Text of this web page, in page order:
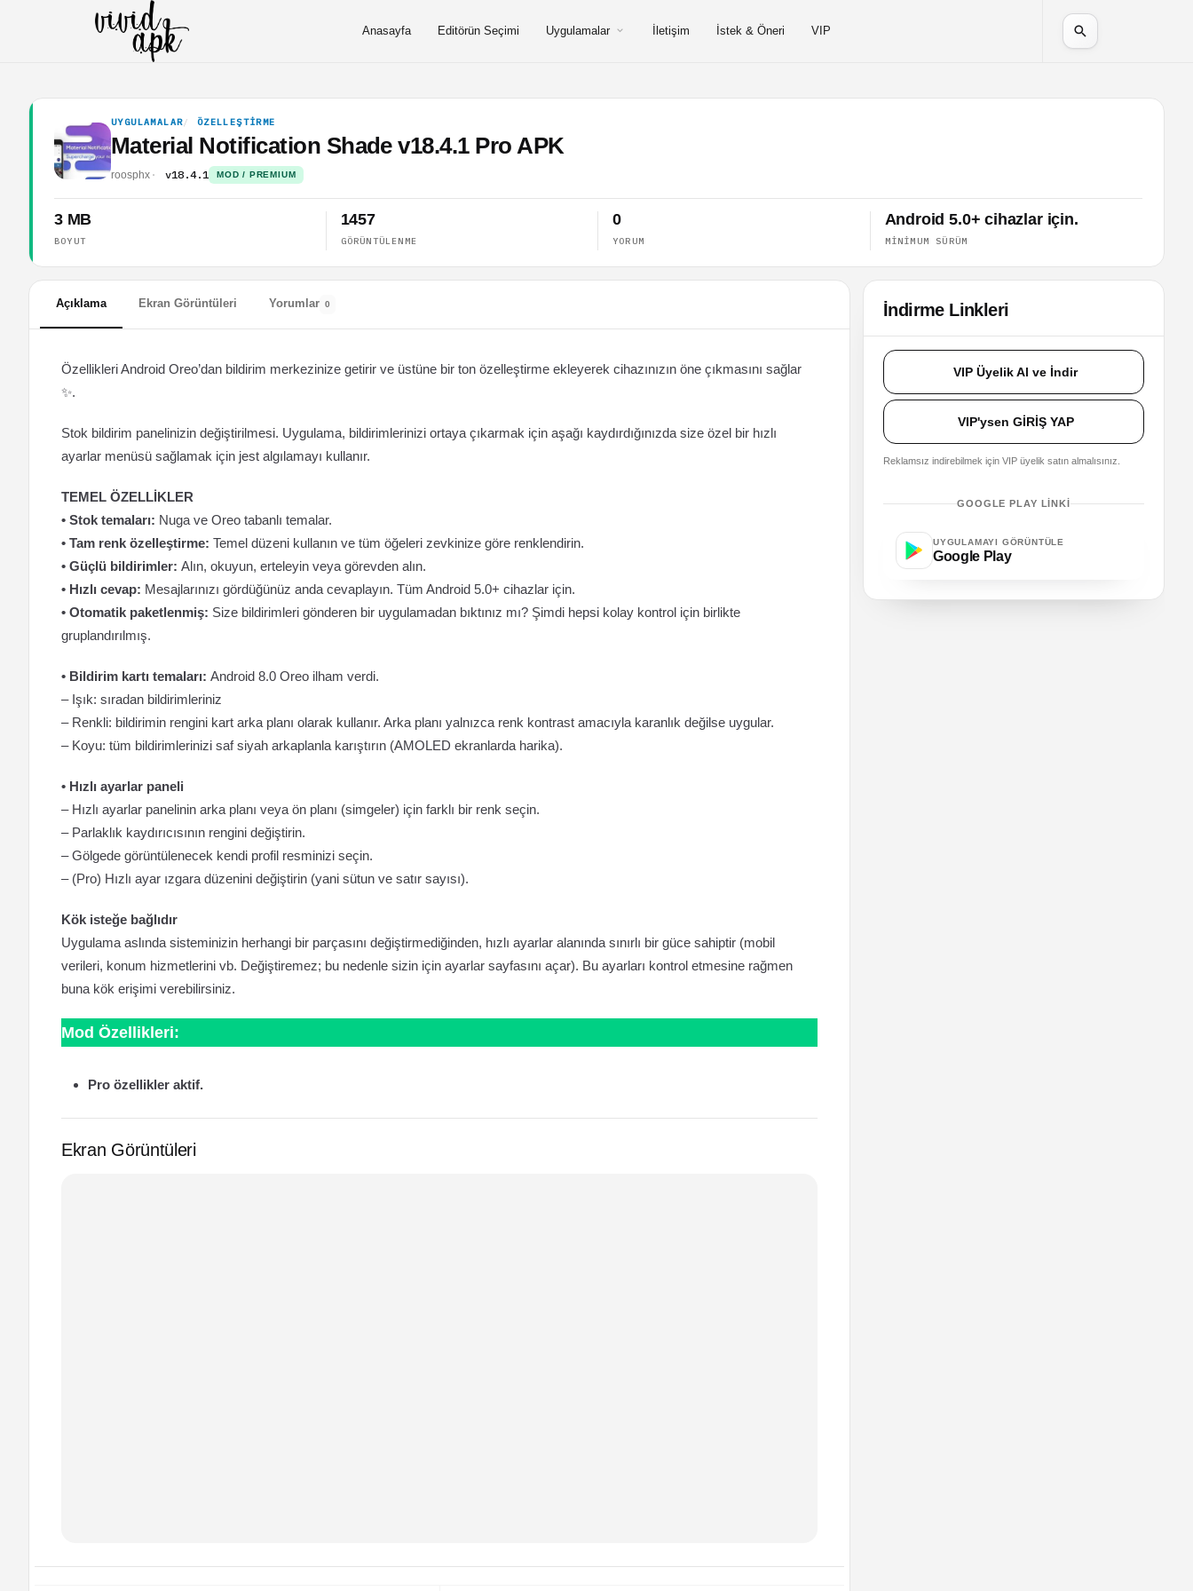
Anasayfa Editörün Seçimi Uygulamalar İletişim İstek & Öneri VIP
UYGULAMALAR ÖZELLEŞTIRME
Material Notification Shade v18.4.1 Pro APK
roosphx v18.4.1 MOD / PREMIUM
3 MB
BOYUT
1457
GÖRÜNTÜLENME
0
YORUM
Android 5.0+ cihazlar için.
MINIMUM SÜRÜM
Açıklama Ekran Görüntüleri Yorumlar 0
Özellikleri Android Oreo’dan bildirim merkezinize getirir ve üstüne bir ton özelleştirme ekleyerek cihazınızın öne çıkmasını sağlar
✨.
Stok bildirim panelinizin değiştirilmesi. Uygulama, bildirimlerinizi ortaya çıkarmak için aşağı kaydırdığınızda size özel bir hızlı
ayarlar menüsü sağlamak için jest algılamayı kullanır.
TEMEL ÖZELLİKLER
• Stok temaları: Nuga ve Oreo tabanlı temalar.
• Tam renk özelleştirme: Temel düzeni kullanın ve tüm öğeleri zevkinize göre renklendirin.
• Güçlü bildirimler: Alın, okuyun, erteleyin veya görevden alın.
• Hızlı cevap: Mesajlarınızı gördüğünüz anda cevaplayın. Tüm Android 5.0+ cihazlar için.
• Otomatik paketlenmiş: Size bildirimleri gönderen bir uygulamadan bıktınız mı? Şimdi hepsi kolay kontrol için birlikte
gruplandırılmış.
• Bildirim kartı temaları: Android 8.0 Oreo ilham verdi.
– Işık: sıradan bildirimleriniz
– Renkli: bildirimin rengini kart arka planı olarak kullanır. Arka planı yalnızca renk kontrast amacıyla karanlık değilse uygular.
– Koyu: tüm bildirimlerinizi saf siyah arkaplanla karıştırın (AMOLED ekranlarda harika).
• Hızlı ayarlar paneli
– Hızlı ayarlar panelinin arka planı veya ön planı (simgeler) için farklı bir renk seçin.
– Parlaklık kaydırıcısının rengini değiştirin.
– Gölgede görüntülenecek kendi profil resminizi seçin.
– (Pro) Hızlı ayar ızgara düzenini değiştirin (yani sütun ve satır sayısı).
Kök isteğe bağlıdır
Uygulama aslında sisteminizin herhangi bir parçasını değiştirmediğinden, hızlı ayarlar alanında sınırlı bir güce sahiptir (mobil
verileri, konum hizmetlerini vb. Değiştiremez; bu nedenle sizin için ayarlar sayfasını açar). Bu ayarları kontrol etmesine rağmen
buna kök erişimi verebilirsiniz.
Mod Özellikleri:
Pro özellikler aktif.
Ekran Görüntüleri
İndirme Linkleri
VIP Üyelik Al ve İndir
VIP'ysen GİRİŞ YAP
Reklamsız indirebilmek için VIP üyelik satın almalısınız.
GOOGLE PLAY LINKI
UYGULAMAYI GÖRÜNTÜLE
Google Play